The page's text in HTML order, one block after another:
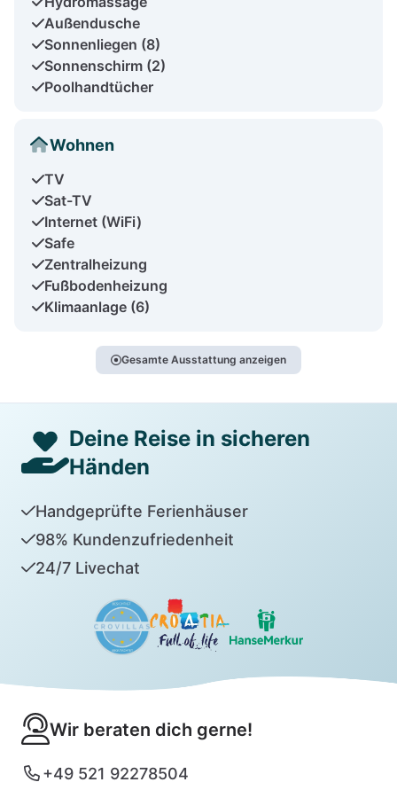
Außendusche
Sonnenliegen (8)
Sonnenschirm (2)
Poolhandtücher
Wohnen
TV
Sat-TV
Internet (WiFi)
Safe
Zentralheizung
Fußbodenheizung
Klimaanlage (6)
Gesamte Ausstattung anzeigen
Deine Reise in sicheren
Händen
Handgeprüfte Ferienhäuser
98% Kundenzufriedenheit
24/7 Livechat
Wir beraten dich gerne!
+49 521 92278504